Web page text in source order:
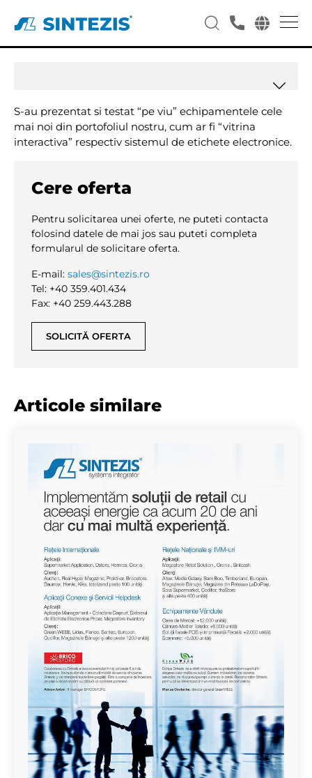
Intalnirea dealerilor Sintezis
S-au prezentat si testat “pe viu” echipamentele cele
mai noi din portofoliul nostru, cum ar fi “vitrina
interactiva” respectiv sistemul de etichete electronice.
Cere oferta
Pentru solicitarea unei oferte, ne puteti contacta
folosind datele de mai jos sau puteti completa
formularul de solicitare oferta.
E-mail: sales@sintezis.ro
Tel: +40 359.401.434
Fax: +40 259.443.288
SOLICITĂ OFERTA
Articole similare